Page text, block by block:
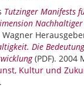
Tutzinger Manifests
Die
(PDF).
Kultur und